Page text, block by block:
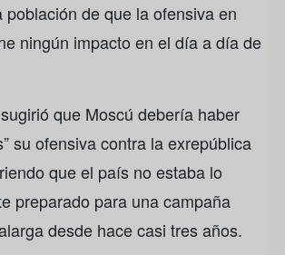
población de que la ofensiva en
ningún impacto en el día a día de
que Moscú debería haber
su ofensiva contra la exrepública
que el país no estaba lo
preparado para una campaña
desde hace casi tres años.